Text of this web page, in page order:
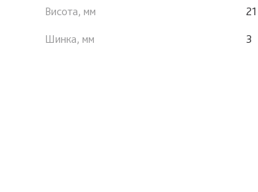
Висота, мм
21
Шинка, мм
3